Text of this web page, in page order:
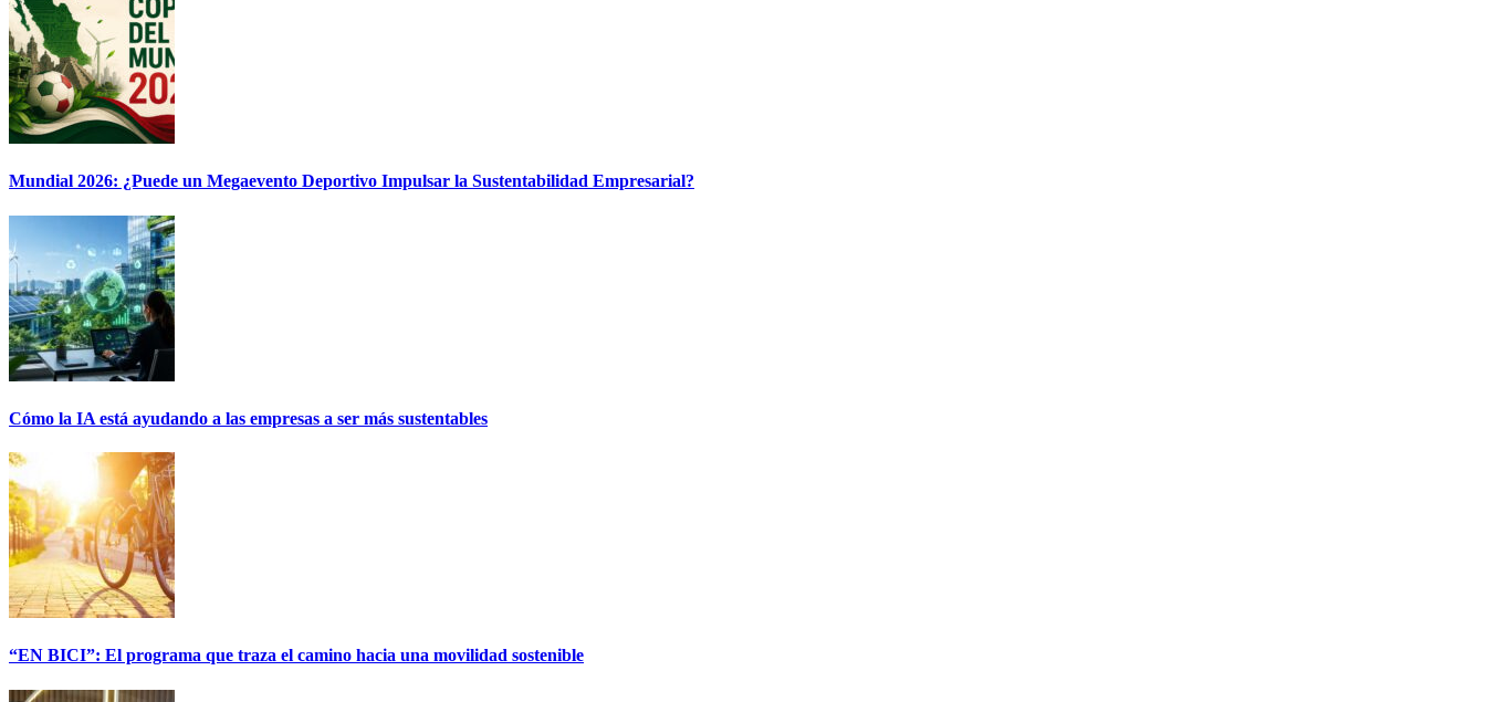
Mundial 2026: ¿Puede un Megaevento Deportivo Impulsar la Sustentabilidad Empresarial?
Cómo la IA está ayudando a las empresas a ser más sustentables
“EN BICI”: El programa que traza el camino hacia una movilidad sostenible